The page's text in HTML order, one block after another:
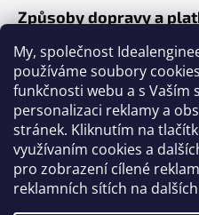
My, společnost
používáme soubory
funkčnosti webu a s Vaším
personalizaci reklamy a
stránek. Kliknutím na
využívaním cookies a
pro zobrazení cílené
reklamních sítích na
Způsoby dopravy a
Jak nakupovat
Články
Výběr volejbalového
Výběr fotbalového míče
Tabulka velikostí míčů